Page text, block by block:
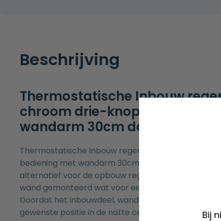
Beschrijving
Thermostatische Inbouw
chroom drie-knops midden
wandarm 30cm douchekop
Thermostatische Inbouw regendouche chroom
bediening met wandarm 30cm douchekop
alternatief voor de opbouw regendouches. Het
wand gemonteerd wat voor een strakke en
Doordat het inbouwdeel, wanduitloop en de
gewenste positie in de natte cel geplaatst kunnen
Bij